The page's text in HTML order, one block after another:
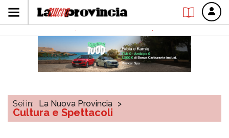
Sei in: La Nuova Provincia >
Cultura e Spettacoli